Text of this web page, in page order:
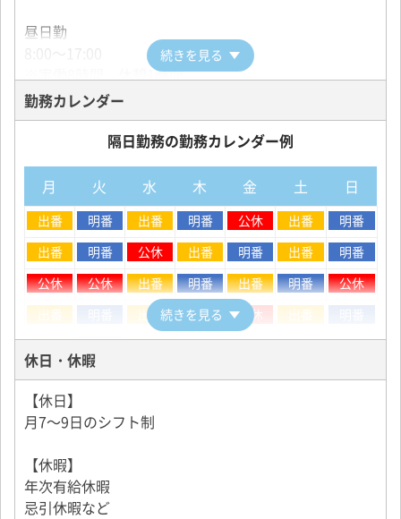
昼日勤
※実働8時間、休憩1時間
夜日勤
【勤務日数】
■隔日勤務
出番、明番、出番、明番、公休、出番、明番
出番、明番、公休、出番、明番、出番、明番
公休、公休
（2.2.2.W 16日サイクル）を基本的なシフトとしま
※シフト相談可能
※月間11～13乗務
■昼日勤
※上記サイクルは例です。シフトによって変動しま
す。
※月24乗務
続きを見る
勤務カレンダー
隔日勤務の勤務カレンダー例
月 火 水 木 金 土 日
出番 明番 出番 明番 公休 出番
明番
出番
明番 公休 出番 明番 出番
明番
公休
公休 出番 明番 出番 明番
公休
出番
出番 明番 公休 出番
出番
明番 出番
公休
公休
出番
続きを見る
休日・休暇
【休日】
月7～9日のシフト制
【休暇】
年次有給休暇
忌引休暇など